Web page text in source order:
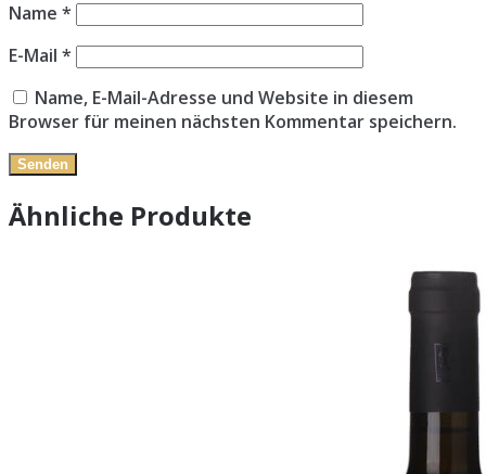
Name *
E-Mail *
Name, E-Mail-Adresse und Website in diesem
Browser für meinen nächsten Kommentar speichern.
Ähnliche Produkte